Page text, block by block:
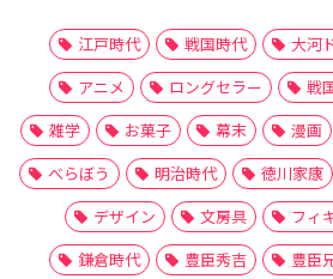
江戸時代 戦国時代 大河
アニメ
ロングセラー 戦
雑学
お菓子 幕末 漫画
べらぼう
明治時代 徳川家康
デザイン
文房具 フィ
鎌倉時代
豊臣秀吉 豊臣